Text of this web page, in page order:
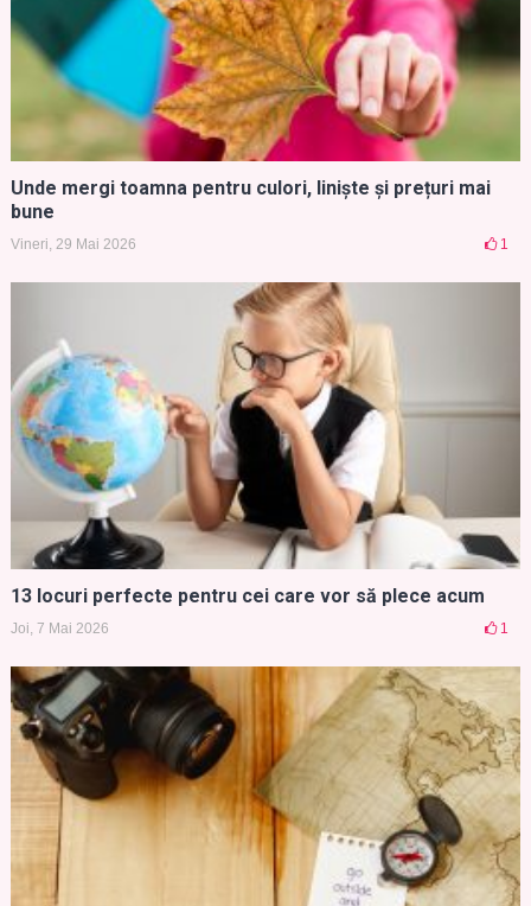
Unde mergi toamna pentru culori, liniște și prețuri mai
bune
Vineri, 29 Mai 2026 1
13 locuri perfecte pentru cei care vor să plece acum
Joi, 7 Mai 2026 1